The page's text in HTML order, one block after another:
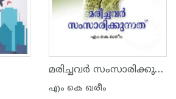
മരിച്ചവര്‍ സംസാരിക്കുന്നത്
എം കെ ഖരീം